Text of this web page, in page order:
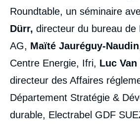
Roundtable, un séminaire
Dürr, directeur du bureau de
AG, Maïté Jauréguy-Naudin
Centre Energie, Ifri, Luc
directeur des Affaires
Département Stratégie &
durable, Electrabel GDF